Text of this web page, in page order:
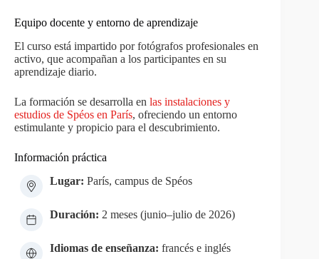
Equipo docente y entorno de aprendizaje
El curso está impartido por fotógrafos profesionales en
activo, que acompañan a los participantes en su
aprendizaje diario.
La formación se desarrolla en las instalaciones y
estudios de Spéos en París, ofreciendo un entorno
estimulante y propicio para el descubrimiento.
Información práctica
Lugar: París, campus de Spéos
Duración: 2 meses (junio–julio de 2026)
Idiomas de enseñanza: francés e inglés